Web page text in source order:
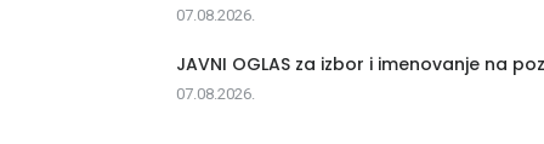
07.08.2026.
JAVNI OGLAS za izbor i imenovanje na
07.08.2026.